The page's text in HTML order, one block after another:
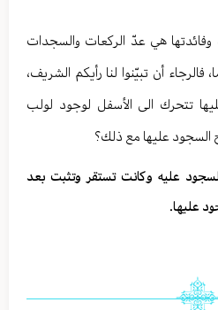
هي عدّ الركعات والسجدات
أن تبيّنوا لنا رأيكم الشريف،
تتحرك الى الأسفل لوجود لولب
عليها مع ذلك؟
عليه وكانت تستقر وتثبت بعد
عليها.